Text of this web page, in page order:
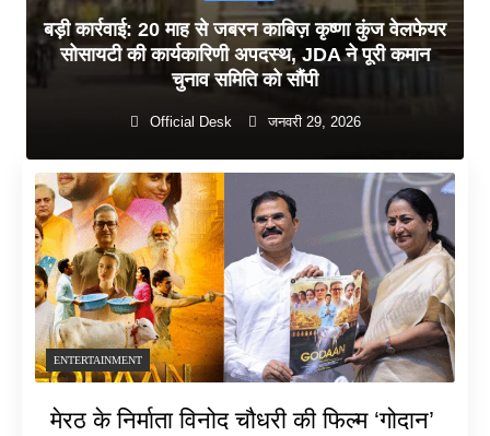
बड़ी कार्रवाई: 20 माह से जबरन काबिज़ कृष्णा कुंज वेलफेयर
सोसायटी की कार्यकारिणी अपदस्थ, JDA ने पूरी कमान
चुनाव समिति को सौंपी
Official Desk जनवरी 29, 2026
ENTERTAINMENT
मेरठ के निर्माता विनोद चौधरी की फिल्म ‘गोदान’